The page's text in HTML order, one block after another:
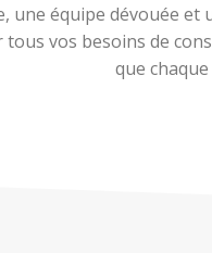
une équipe dévouée
vos besoins de
que